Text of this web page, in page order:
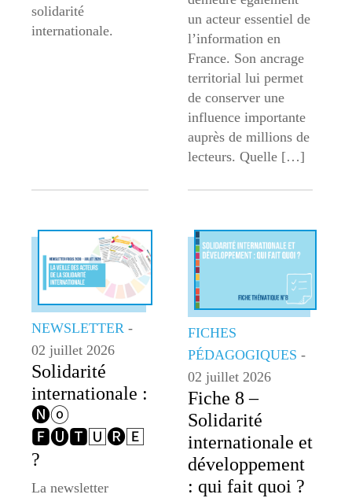
solidarité
internationale.
un acteur essentiel de
l’information en
France. Son ancrage
territorial lui permet
de conserver une
influence importante
auprès de millions de
lecteurs. Quelle […]
NEWSLETTER -
02 juillet 2026
Solidarité
internationale :
🅝ⓞ
🅵🅤🆃🅄🅡🄴
?
La newsletter
FICHES
PÉDAGOGIQUES -
02 juillet 2026
Fiche 8 –
Solidarité
internationale et
développement
: qui fait quoi ?